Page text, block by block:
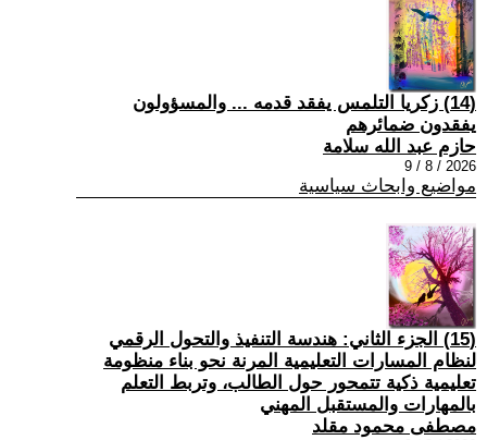
(14) زكريا التلمس يفقد قدمه ... والمسؤولون
يفقدون ضمائرهم
حازم عبد الله سلامة
2026 / 8 / 9
مواضيع وابحاث سياسية
(15) الجزء الثاني: هندسة التنفيذ والتحول الرقمي
لنظام المسارات التعليمية المرنة نحو بناء منظومة
تعليمية ذكية تتمحور حول الطالب، وتربط التعلم
بالمهارات والمستقبل المهني
مصطفى محمود مقلد